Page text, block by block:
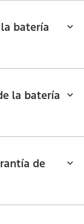
batería
la batería
de